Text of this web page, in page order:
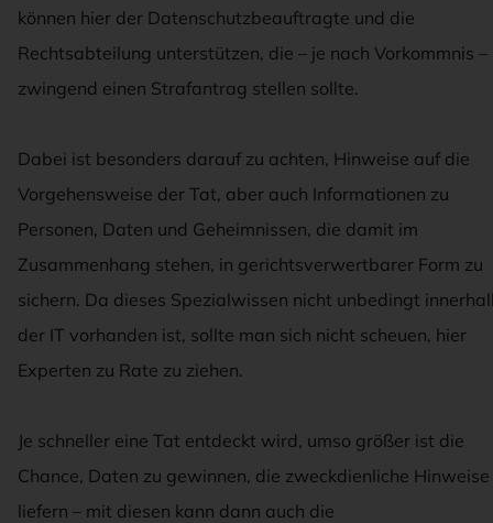
können hier der Datenschutzbeauftragte und die
Rechtsabteilung unterstützen, die – je nach Vorkommnis –
zwingend einen Strafantrag stellen sollte.
Dabei ist besonders darauf zu achten, Hinweise auf die
Vorgehensweise der Tat, aber auch Informationen zu
Personen, Daten und Geheimnissen, die damit im
Zusammenhang stehen, in gerichtsverwertbarer Form zu
sichern. Da dieses Spezialwissen nicht unbedingt
der IT vorhanden ist, sollte man sich nicht scheuen, hier
Experten zu Rate zu ziehen.
Je schneller eine Tat entdeckt wird, umso größer ist die
Chance, Daten zu gewinnen, die zweckdienliche Hinweise
liefern – mit diesen kann dann auch die